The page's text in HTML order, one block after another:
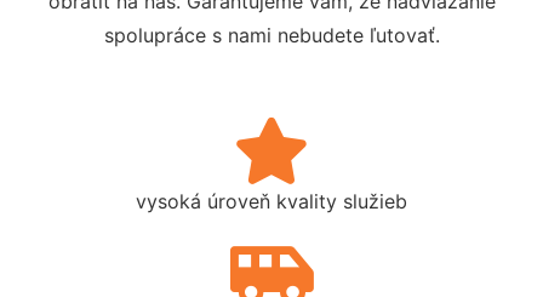
spolupráce s nami nebudete ľutovať.
vysoká úroveň kvality služieb